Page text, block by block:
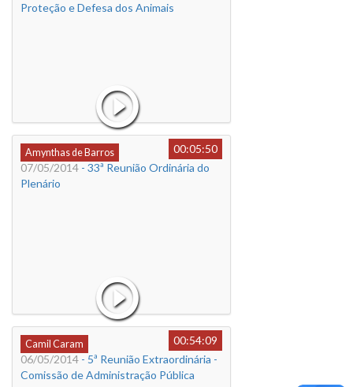
Proteção e Defesa dos Animais
Amynthas de Barros
00:05:50
07/05/2014 - 33ª Reunião Ordinária do
Plenário
Camil Caram
00:54:09
06/05/2014 - 5ª Reunião Extraordinária -
Comissão de Administração Pública